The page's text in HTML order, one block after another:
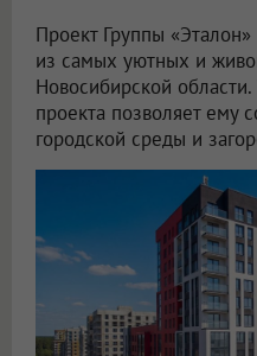
Проект Группы
из самых уютных и
Новосибирской
проекта позволяет ему
городской среды и